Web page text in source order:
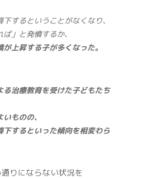
するということがなくなり、
」と発憤するか、
上昇する子が多くなった。
る治療教育を受けた子どもたち
ものの、
下するといった傾向を相変わら
りにならない状況を